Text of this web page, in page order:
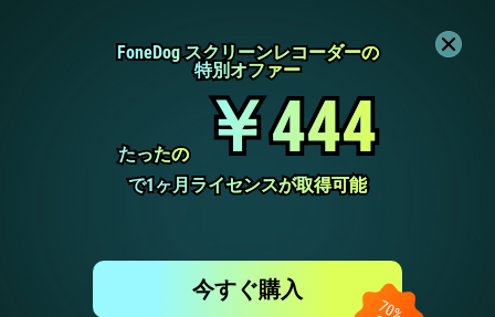
FoneDog スクリーンレコーダーの
FoneDog スクリーンレコーダーの
特別オファー
特別オファー
たったの
たったの ￥444
￥444
で1ヶ月ライセンスが取得可能
で1ヶ月ライセンスが取得可能
今すぐ購入